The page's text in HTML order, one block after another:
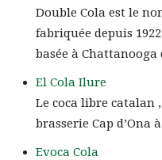
Double Cola est le
fabriquée depuis
basée à Chattanooga
El Cola Ilure
Le coca libre catalan
brasserie Cap d’Ona
Evoca Cola